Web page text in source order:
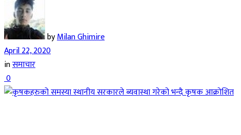
byMilan Ghimire
April 22, 2020
inसमाचार
0